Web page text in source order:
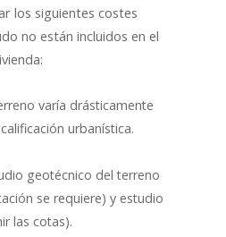
los siguientes costes
no están incluidos en el
varía drásticamente
urbanística.
geotécnico del terreno
se requiere) y estudio
las cotas).